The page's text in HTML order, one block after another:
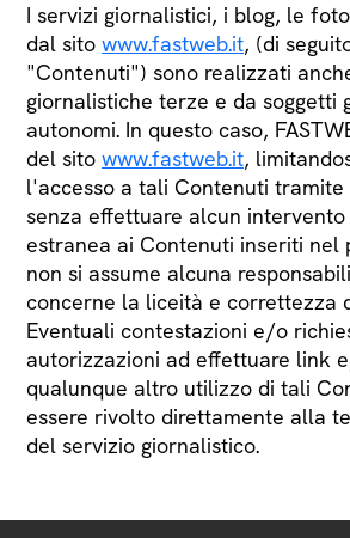
I servizi giornalistici, i blog, le
dal sito www.fastweb.it, (di
"Contenuti") sono realizzati
giornalistiche terze e da soggetti
autonomi. In questo caso,
del sito www.fastweb.it,
l'accesso a tali Contenuti
senza effettuare alcun
estranea ai Contenuti inseriti nel
non si assume alcuna
concerne la liceità e correttezza
Eventuali contestazioni e/o
autorizzazioni ad effettuare link
qualunque altro utilizzo di tali
essere rivolto direttamente alla
del servizio giornalistico.